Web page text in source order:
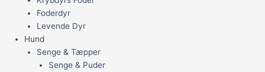
Foderdyr
Levende Dyr
Hund
Senge & Tæpper
Senge & Puder